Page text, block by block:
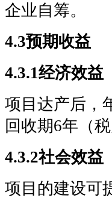
企业自筹。
4.3预期收益
4.3.1经济效益
项目达产后，
回收期6年（
4.3.2社会效益
项目的建设可